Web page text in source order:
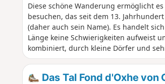
Diese schöne Wanderung ermöglicht
besuchen, das seit dem 13.
(daher auch sein Name). Es handelt
Länge keine Schwierigkeiten aufweist
kombiniert, durch kleine Dörfer und
bietet.
Das Tal Fond d'Oxhe